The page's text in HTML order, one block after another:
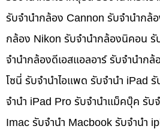
รับจำนำกล้อง Cannon รับจำนำกล้
กล้อง Nikon รับจำนำกล้องนิคอน รั
จำนำกล้องดีเอสแอลอาร์ รับจำนำก
โซนี่ รับจำนำไอแพด รับจำนำ iPad
จำนำ iPad Pro รับจำนำแม็คบุ๊ค รับ
Imac รับจำนำ Macbook รับจำนำ